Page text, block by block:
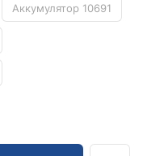
Аккумулятор 10691